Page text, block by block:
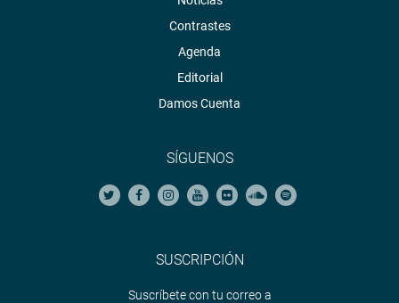
Contrastes
Agenda
Editorial
Damos Cuenta
SÍGUENOS
SUSCRIPCIÓN
Suscríbete con tu correo a